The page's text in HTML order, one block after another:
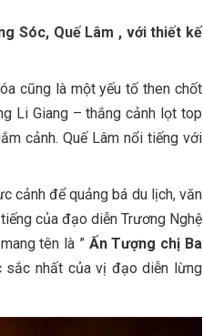
Sóc, Quế Lâm , với thiết kế
cũng là một yếu tố then chốt
Li Giang – thắng cảnh lọt top
cảnh. Quế Lâm nổi tiếng với
cảnh để quảng bá du lịch, văn
của đạo diễn Trương Nghệ
tên là ” Ấn Tượng chị Ba
sắc nhất của vị đạo diễn lừng